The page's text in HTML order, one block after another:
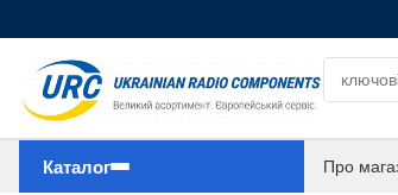
Каталог Про